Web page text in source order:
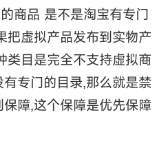
商品 是不是淘宝有专门
把虚拟产品发布到实物产
类目是完全不支持虚拟商
专门的目录,那么就是禁
障,这个保障是优先保障